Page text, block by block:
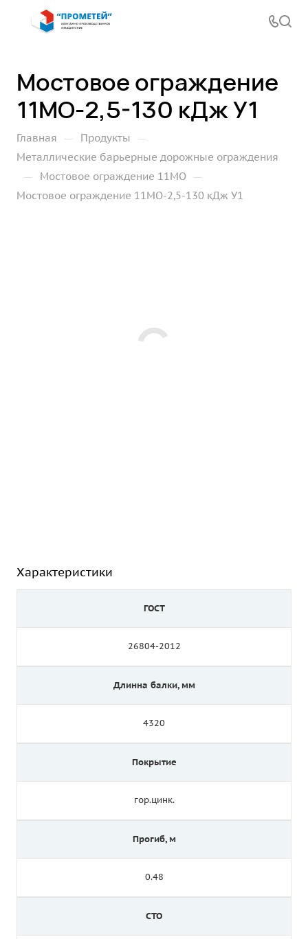
Мостовое ограждение
11МО-2,5-130 кДж У1
Главная — Продукты —
Металлические барьерные дорожные ограждения
— Мостовое ограждение 11МО —
Мостовое ограждение 11МО-2,5-130 кДж У1
Характеристики
ГОСТ
26804-2012
Длинна балки, мм
4320
Покрытие
гор.цинк.
Прогиб, м
0.48
СТО